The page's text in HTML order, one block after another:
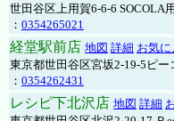
世田谷区上用賀6-6-6 SOCOLA
： 0354265021
経堂駅前店 地図 詳細 お気
東京都世田谷区宮坂2-19-5ピ
： 0354262431
レシピ下北沢店 地図 詳細